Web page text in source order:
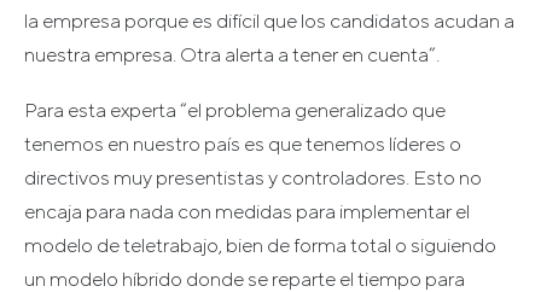
la empresa porque es difícil que los candidatos acudan a
nuestra empresa. Otra alerta a tener en cuenta”.
Para esta experta “el problema generalizado que
tenemos en nuestro país es que tenemos líderes o
directivos muy presentistas y controladores. Esto no
encaja para nada con medidas para implementar el
modelo de teletrabajo, bien de forma total o siguiendo
un modelo híbrido donde se reparte el tiempo para